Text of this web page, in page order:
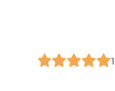
1